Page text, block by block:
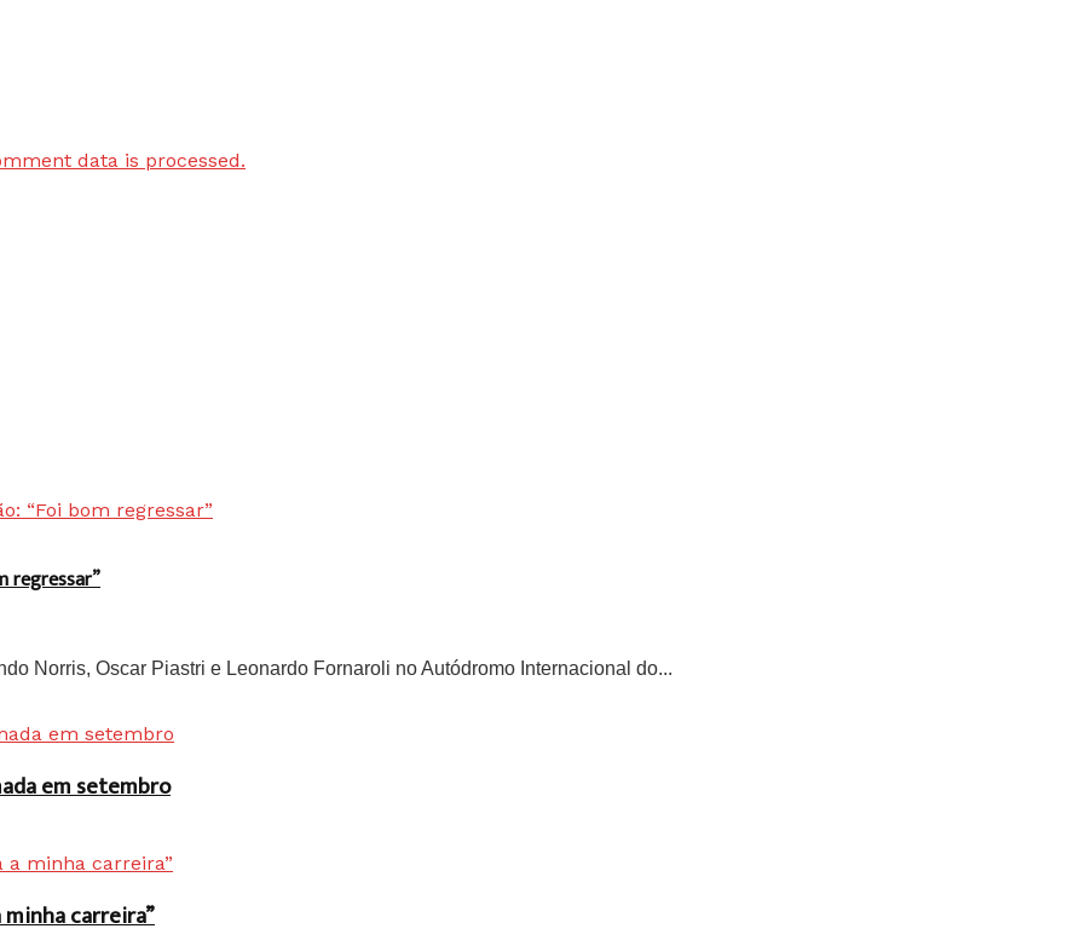
data is processed.
regressar”
Norris, Oscar Piastri e Leonardo Fornaroli no Autódromo Internacional do...
em setembro
carreira”